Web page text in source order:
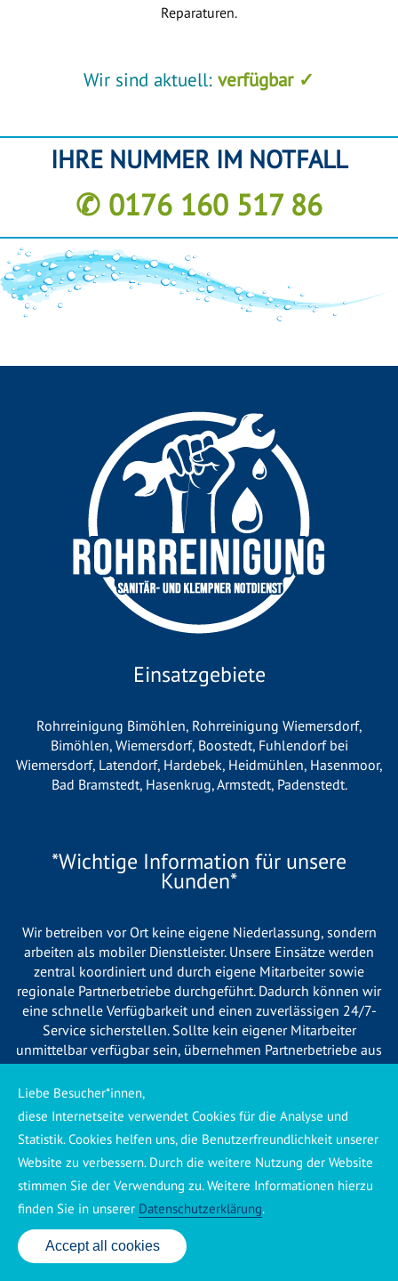
Reparaturen.
Wir sind aktuell: verfügbar ✓
IHRE NUMMER IM NOTFALL
✆ 0176 160 517 86
Einsatzgebiete
Rohrreinigung Bimöhlen, Rohrreinigung Wiemersdorf,
Bimöhlen, Wiemersdorf, Boostedt, Fuhlendorf bei
Wiemersdorf, Latendorf, Hardebek, Heidmühlen, Hasenmoor,
Bad Bramstedt, Hasenkrug,Armstedt, Padenstedt.
*Wichtige Information für unsere
Kunden*
Wir betreiben vor Ort keine eigene Niederlassung, sondern
arbeiten als mobiler Dienstleister. Unsere Einsätze werden
zentral koordiniert und durch eigene Mitarbeiter sowie
regionale Partnerbetriebe durchgeführt. Dadurch können wir
eine schnelle Verfügbarkeit und einen zuverlässigen 24/7-
Service sicherstellen. Sollte kein eigener Mitarbeiter
unmittelbar verfügbar sein, übernehmen Partnerbetriebe aus
Ihrer Region den Auftrag. Alle eingesetzten Betriebe sind
verpflichtet, Sie vor Beginn der Arbeiten transparent über die
voraussichtlichen Kosten zu informieren und ortsübliche
Käuferschutz ansehen| Impressum
24 Std. Service: ✆ 0176 160 517 86
Accept all cookies
Liebe Besucher*innen,
diese Internetseite verwendet Cookies für die Analyse und
Statistik. Cookies helfen uns, die Benutzerfreundlichkeit unserer
Website zu verbessern. Durch die weitere Nutzung der Website
stimmen Sie der Verwendung zu. Weitere Informationen hierzu
finden Sie in unserer Datenschutzerklärung.